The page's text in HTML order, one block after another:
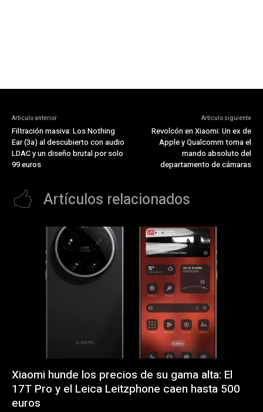
Artículo anterior
Filtración masiva: Los Nothing
Ear (3a) al descubierto con audio
LDAC y un diseño brutal por solo
99 euros
Artículo siguiente
Revolcón en Xiaomi: Un ex de
Apple y Qualcomm toma el
mando absoluto del
departamento de cámaras
Artículos relacionados
Xiaomi hunde los precios de su gama alta: El
17T Pro y el Leica Leitzphone caen hasta 500
euros